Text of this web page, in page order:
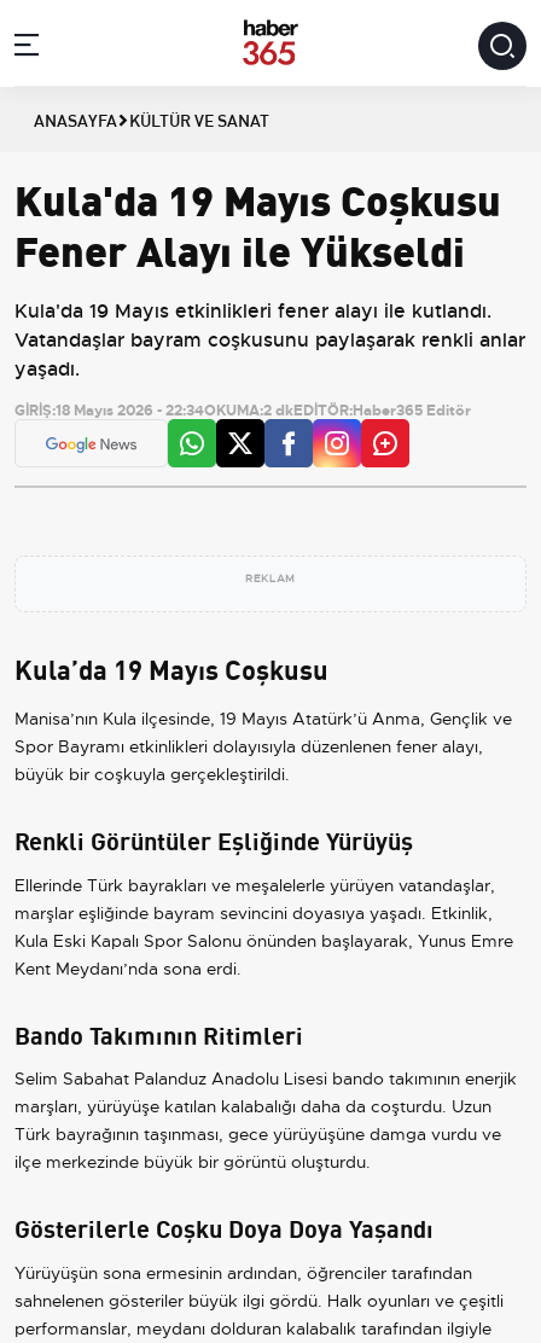
ANASAYFA KÜLTÜR VE SANAT
Kula'da 19 Mayıs Coşkusu
Fener Alayı ile Yükseldi
Kula'da 19 Mayıs etkinlikleri fener alayı ile kutlandı.
Vatandaşlar bayram coşkusunu paylaşarak renkli anlar
yaşadı.
GİRİŞ:18 Mayıs 2026 - 22:34OKUMA:2 dkEDİTÖR:Haber365 Editör
REKLAM
Kula’da 19 Mayıs Coşkusu
Manisa’nın Kula ilçesinde, 19 Mayıs Atatürk’ü Anma, Gençlik ve
Spor Bayramı etkinlikleri dolayısıyla düzenlenen fener alayı,
büyük bir coşkuyla gerçekleştirildi.
Renkli Görüntüler Eşliğinde Yürüyüş
Ellerinde Türk bayrakları ve meşalelerle yürüyen vatandaşlar,
marşlar eşliğinde bayram sevincini doyasıya yaşadı. Etkinlik,
Kula Eski Kapalı Spor Salonu önünden başlayarak, Yunus Emre
Kent Meydanı’nda sona erdi.
Bando Takımının Ritimleri
Selim Sabahat Palanduz Anadolu Lisesi bando takımının enerjik
marşları, yürüyüşe katılan kalabalığı daha da coşturdu. Uzun
Türk bayrağının taşınması, gece yürüyüşüne damga vurdu ve
ilçe merkezinde büyük bir görüntü oluşturdu.
Gösterilerle Coşku Doya Doya Yaşandı
Yürüyüşün sona ermesinin ardından, öğrenciler tarafından
sahnelenen gösteriler büyük ilgi gördü. Halk oyunları ve çeşitli
performanslar, meydanı dolduran kalabalık tarafından ilgiyle